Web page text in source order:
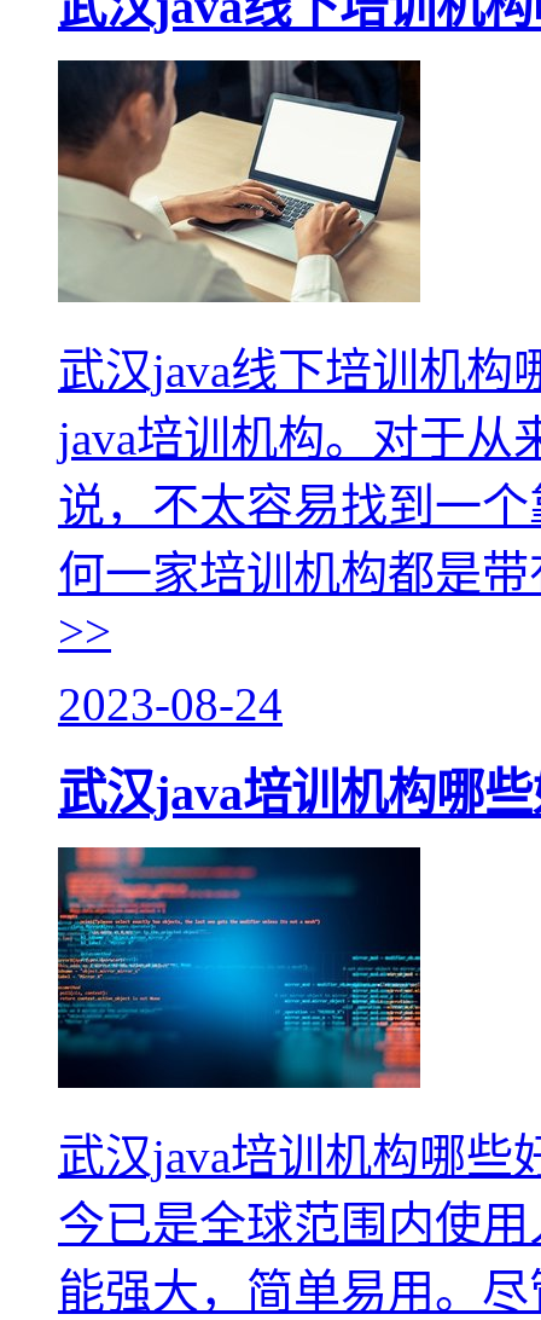
武汉java线下培训机构
java培训机构。对于从
说，不太容易找到一
何一家培训机构都是
>>
2023-08-24
武汉java培训机构哪
武汉java培训机构哪些
今已是全球范围内使
能强大，简单易用。